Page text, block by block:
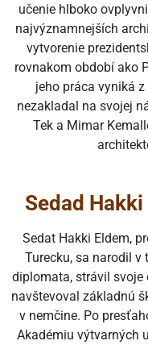
učenie hlboko
najvýznamnejších
vytvorenie
rovnakom období ako
jeho práca vyniká
nezakladal na svojej
Tek a Mimar
Sedad
Sedat Hakki Eldem,
Turecku, sa narodil v
diplomata, strávil svoje
navštevoval základnú
v nemčine. Po
Akadémiu výtvarných